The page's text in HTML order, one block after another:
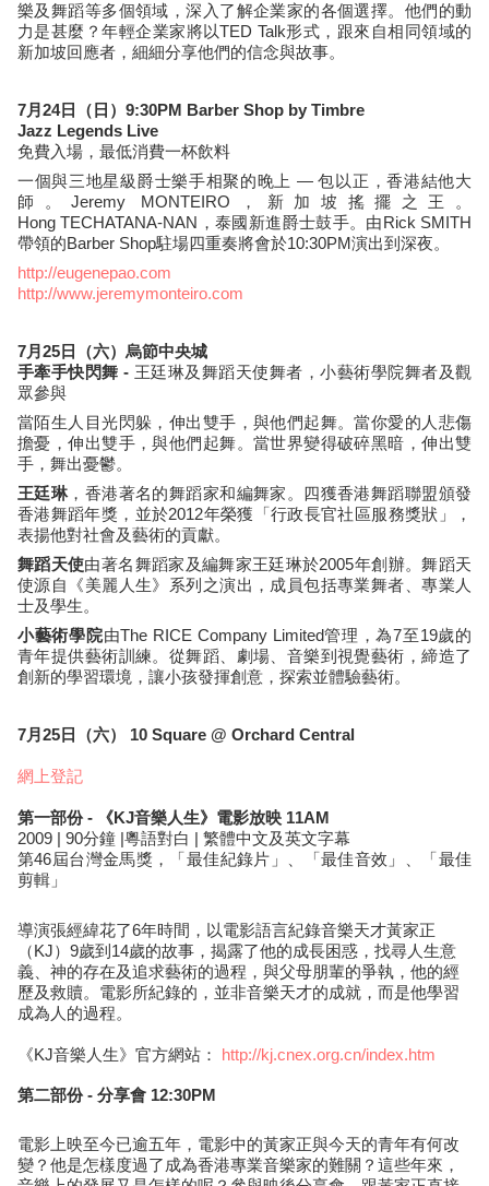
樂及舞蹈等多個領域，深入了解企業家的各個選擇。他們的動
力是甚麼？年輕企業家將以TED Talk形式，跟來自相同領域的
新加坡回應者，細細分享他們的信念與故事。
7月24日（日）9:30PM Barber Shop by Timbre
Jazz Legends Live
免費入場，最低消費一杯飲料
一個與三地星級爵士樂手相聚的晚上 — 包以正，香港結他大
師。Jeremy MONTEIRO，新加坡搖擺之王。
Hong TECHATANA-NAN，泰國新進爵士鼓手。由Rick SMITH
帶領的Barber Shop駐場四重奏將會於10:30PM演出到深夜。
http://eugenepao.com
http://www.jeremymonteiro.com
7月25日（六）烏節中央城
手牽手快閃舞 - 王廷琳及舞蹈天使舞者，小藝術學院舞者及觀
眾參與
當陌生人目光閃躲，伸出雙手，與他們起舞。當你愛的人悲傷
擔憂，伸出雙手，與他們起舞。當世界變得破碎黑暗，伸出雙
手，舞出憂鬱。
王廷琳，香港著名的舞蹈家和編舞家。四獲香港舞蹈聯盟頒發
香港舞蹈年獎，並於2012年榮獲「行政長官社區服務獎狀」，
表揚他對社會及藝術的貢獻。
舞蹈天使由著名舞蹈家及編舞家王廷琳於2005年創辦。舞蹈天
使源自《美麗人生》系列之演出，成員包括專業舞者、專業人
士及學生。
小藝術學院由The RICE Company Limited管理，為7至19歲的
青年提供藝術訓練。從舞蹈、劇場、音樂到視覺藝術，締造了
創新的學習環境，讓小孩發揮創意，探索並體驗藝術。
7月25日（六） 10 Square @ Orchard Central
網上登記
第一部​份 - 《KJ音樂人生》電影放映 11AM
2009 | 90分鐘 |粵語對白 | 繁體中文及英文字幕
第46屆台灣金馬獎，「最佳紀錄片」、「最佳音效」、「最佳
剪輯」
導演張經緯花了6年時間，以電影語言紀錄音樂天才黃家正
（KJ）9歲到14歲的故事，揭露了他的成長困惑，找尋人生意
義、神的存在及追求藝術的過程，與父母朋輩的爭執，他的經
歷及救贖。電影所紀錄的，並非音樂天才的成就，而是他學習
成為人的過程。
《KJ音樂人生》官方網站： http://kj.cnex.org.cn/index.htm
第二部​份 - 分享會 12:30PM
電影上映至今已逾五年，電影中的黃家正與今天的青年有何改
變？他是怎樣度過了成為香港專業音樂家的難關？這些年來，